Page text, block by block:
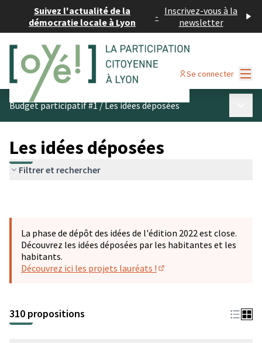
Suivez l'actualité de la
démocratie locale à Lyon
- Inscrivez-vous à la
newsletter
Se connecter
Budget participatif #1/Les idées déposées
Les idées déposées
Filtrer et rechercher
La phase de dépôt des idées de l'édition 2022 est close.
Découvrez les idées déposées par les habitantes et les
habitants.
Découvrez ici les projets lauréats !
310 propositions